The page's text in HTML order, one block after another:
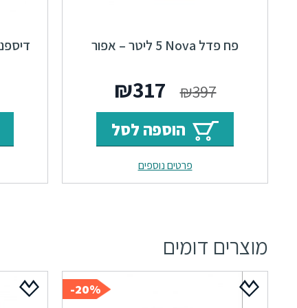
פח פדל Nova ‏5 ליטר – אפור
₪397
המחיר
המקורי
היה:
₪397.
₪317
הנוכחי
הוא:
₪317.
הוספה לסל
פרטים נוספים
מוצרים דומים
20%-